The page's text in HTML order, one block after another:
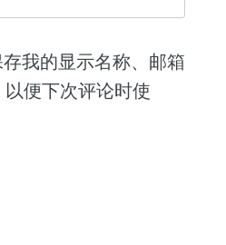
我的显示名称、邮箱
便下次评论时使